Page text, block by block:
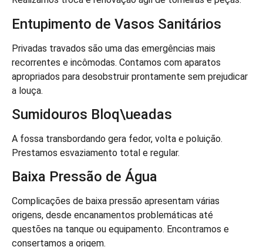
Entupimento de Vasos Sanitários
Privadas travados são uma das emergências mais
recorrentes e incômodas. Contamos com aparatos
apropriados para desobstruir prontamente sem prejudicar
a louça.
Sumidouros Bloq\ueadas
A fossa transbordando gera fedor, volta e poluição.
Prestamos esvaziamento total e regular.
Baixa Pressão de Água
Complicações de baixa pressão apresentam várias
origens, desde encanamentos problemáticas até
questões na tanque ou equipamento. Encontramos e
consertamos a origem.